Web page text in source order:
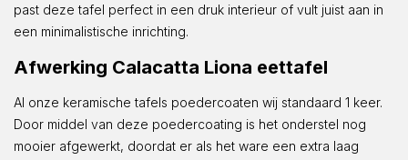
past deze tafel perfect in een druk interieur of vult juist aan in
een minimalistische inrichting.
Afwerking Calacatta Liona eettafel
Al onze keramische tafels poedercoaten wij standaard 1 keer.
Door middel van deze poedercoating is het onderstel nog
mooier afgewerkt, doordat er als het ware een extra laag